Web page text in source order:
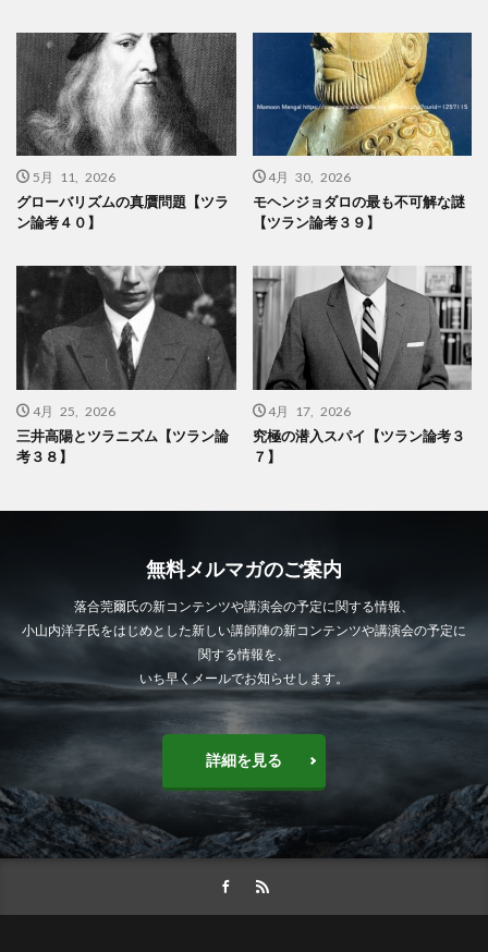
5月 11, 2026
グローバリズムの真贋問題【ツラ
ン論考４０】
4月 30, 2026
モヘンジョダロの最も不可解な謎
【ツラン論考３９】
4月 25, 2026
三井高陽とツラニズム【ツラン論
考３８】
4月 17, 2026
究極の潜入スパイ【ツラン論考３
７】
無料メルマガのご案内
落合莞爾氏の新コンテンツや講演会の予定に関する情報、
小山内洋子氏をはじめとした新しい講師陣の新コンテンツや講演会の予定に
関する情報を、
いち早くメールでお知らせします。
詳細を見る